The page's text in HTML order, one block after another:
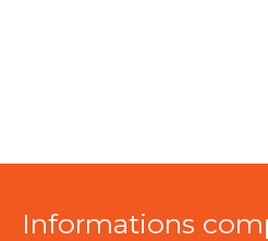
Informations